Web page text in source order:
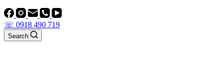
☏ 0918 490 719
Search